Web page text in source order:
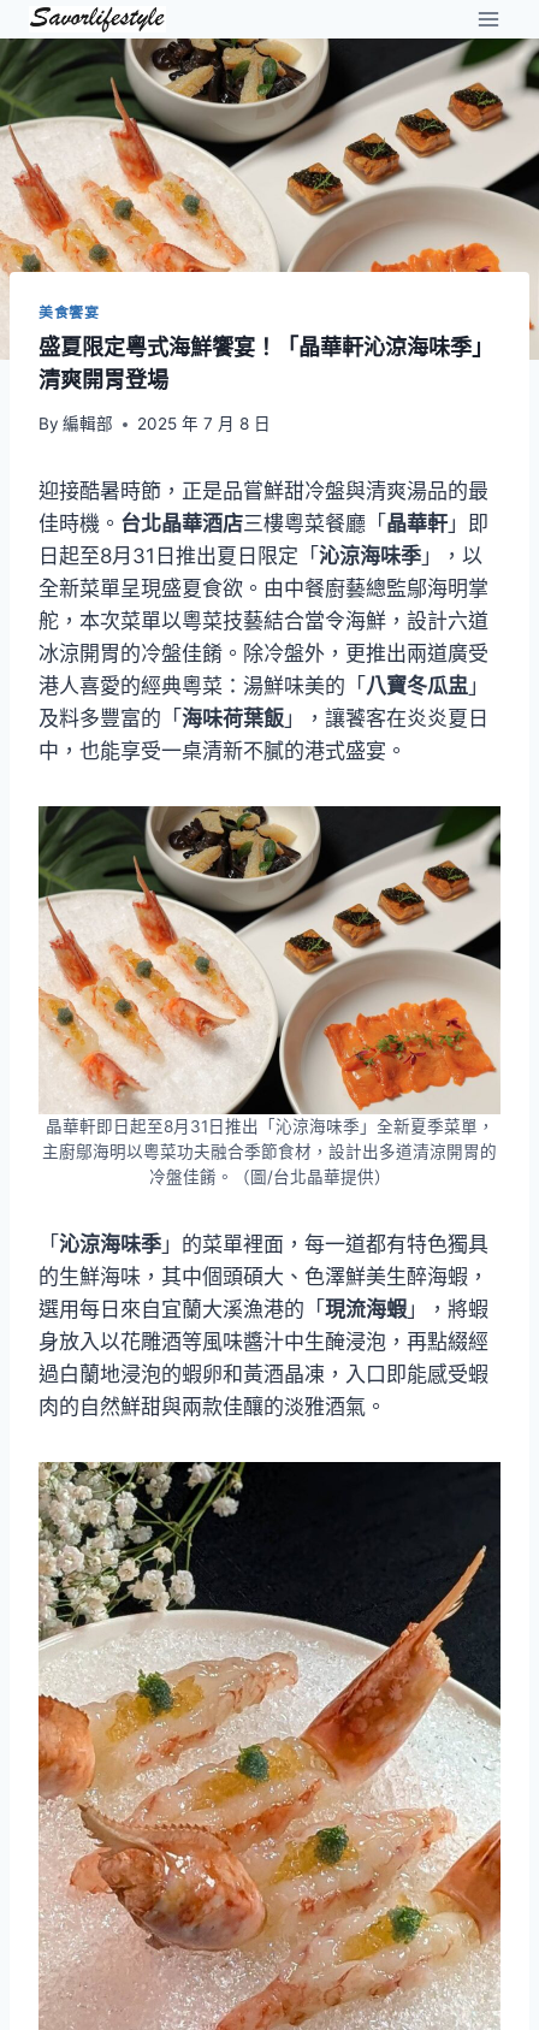
Skip
to
content
美食饗宴
盛夏限定粵式海鮮饗宴！「晶華軒沁涼海味季」
清爽開胃登場
By 編輯部 2025 年 7 月 8 日
迎接酷暑時節，正是品嘗鮮甜冷盤與清爽湯品的最
佳時機。 台北晶華酒店三樓粵菜餐廳「 晶華軒 」即
日起至8月31日推出夏日限定「 沁涼海味季 」，以
全新菜單呈現盛夏食欲。由中餐廚藝總監鄔海明掌
舵，本次菜單以粵菜技藝結合當令海鮮，設計六道
冰涼開胃的冷盤佳餚。除冷盤外，更推出兩道廣受
港人喜愛的經典粵菜：湯鮮味美的「 八寶冬瓜盅 」
及料多豐富的「 海味荷葉飯 」，讓饕客在炎炎夏日
中，也能享受一桌清新不膩的港式盛宴。
晶華軒即日起至8月31日推出「沁涼海味季」全新夏季菜單，
主廚鄔海明以粵菜功夫融合季節食材，設計出多道清涼開胃的
冷盤佳餚。（圖/台北晶華提供）
「 沁涼海味季 」的菜單裡面，每一道都有特色獨具
的生鮮海味，其中個頭碩大、色澤鮮美生醉海蝦，
選用每日來自宜蘭大溪漁港的「 現流海蝦 」，將蝦
身放入以花雕酒等風味醬汁中生醃浸泡，再點綴經
過白蘭地浸泡的蝦卵和黃酒晶凍，入口即能感受蝦
肉的自然鮮甜與兩款佳釀的淡雅酒氣。